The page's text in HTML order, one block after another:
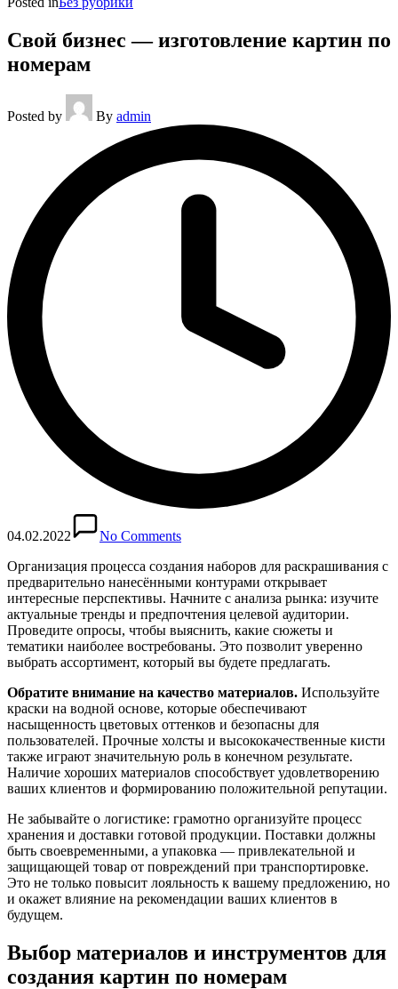
Свой бизнес — изготовление картин по
номерам
Posted by By admin
04.02.2022
No Comments
Организация процесса создания наборов для раскрашивания с
предварительно нанесёнными контурами открывает
интересные перспективы. Начните с анализа рынка: изучите
актуальные тренды и предпочтения целевой аудитории.
Проведите опросы, чтобы выяснить, какие сюжеты и
тематики наиболее востребованы. Это позволит уверенно
выбрать ассортимент, который вы будете предлагать.
Обратите внимание на качество материалов. Используйте
краски на водной основе, которые обеспечивают
насыщенность цветовых оттенков и безопасны для
пользователей. Прочные холсты и высококачественные кисти
также играют значительную роль в конечном результате.
Наличие хороших материалов способствует удовлетворению
ваших клиентов и формированию положительной репутации.
Не забывайте о логистике: грамотно организуйте процесс
хранения и доставки готовой продукции. Поставки должны
быть своевременными, а упаковка — привлекательной и
защищающей товар от повреждений при транспортировке.
Это не только повысит лояльность к вашему предложению, но
и окажет влияние на рекомендации ваших клиентов в
будущем.
Выбор материалов и инструментов для
создания картин по номерам